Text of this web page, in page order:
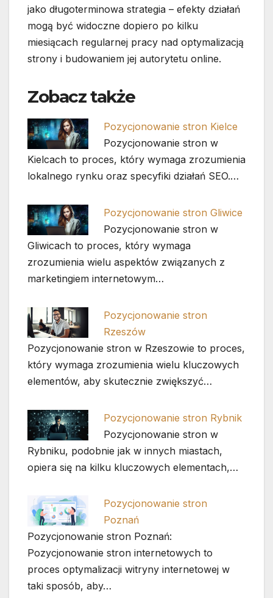
jako długoterminowa strategia – efekty działań
mogą być widoczne dopiero po kilku
miesiącach regularnej pracy nad optymalizacją
strony i budowaniem jej autorytetu online.
Zobacz także
Pozycjonowanie stron Kielce
Pozycjonowanie stron w
Kielcach to proces, który wymaga zrozumienia
lokalnego rynku oraz specyfiki działań SEO.…
Pozycjonowanie stron Gliwice
Pozycjonowanie stron w
Gliwicach to proces, który wymaga
zrozumienia wielu aspektów związanych z
marketingiem internetowym…
Pozycjonowanie stron
Rzeszów
Pozycjonowanie stron w Rzeszowie to proces,
który wymaga zrozumienia wielu kluczowych
elementów, aby skutecznie zwiększyć…
Pozycjonowanie stron Rybnik
Pozycjonowanie stron w
Rybniku, podobnie jak w innych miastach,
opiera się na kilku kluczowych elementach,…
Pozycjonowanie stron
Poznań
Pozycjonowanie stron Poznań:
Pozycjonowanie stron internetowych to
proces optymalizacji witryny internetowej w
taki sposób, aby…